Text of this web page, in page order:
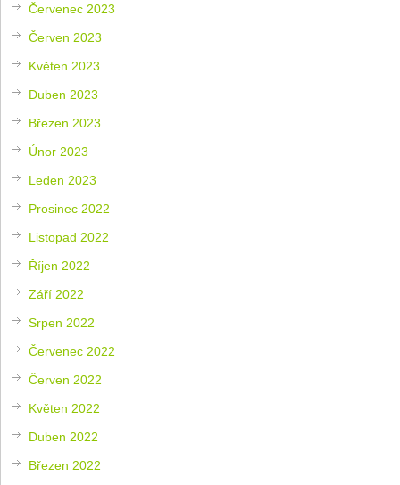
Červenec 2023
Červen 2023
Květen 2023
Duben 2023
Březen 2023
Únor 2023
Leden 2023
Prosinec 2022
Listopad 2022
Říjen 2022
Září 2022
Srpen 2022
Červenec 2022
Červen 2022
Květen 2022
Duben 2022
Březen 2022